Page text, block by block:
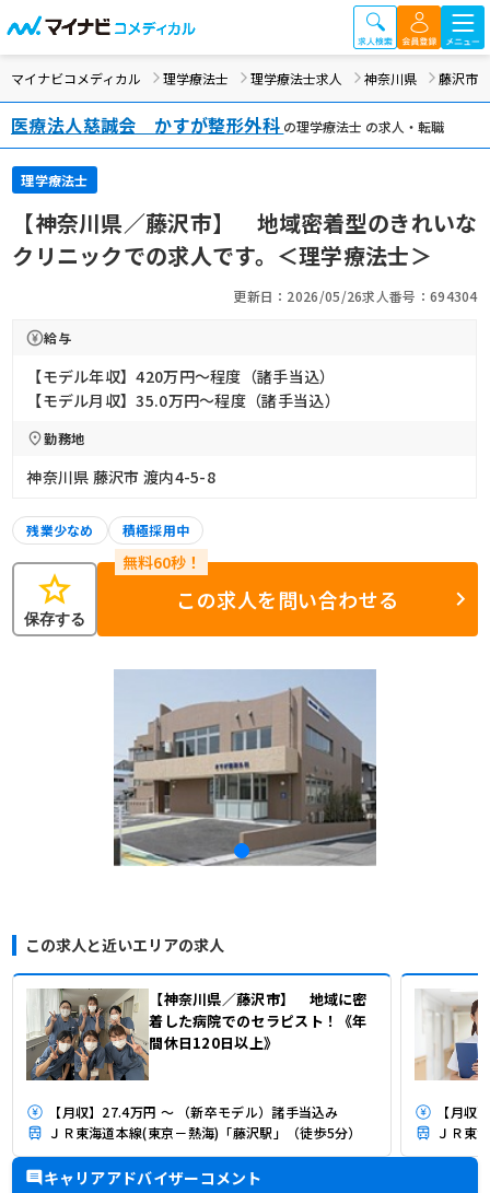
マイナビコメディカル 理学療法士 理学療法士求人 神奈川県 藤沢市
医療法人慈誠会 かすが整形外科 の理学療法士 の求人・転職
理学療法士
【神奈川県／藤沢市】 地域密着型のきれいな
クリニックでの求人です。＜理学療法士＞
更新日：2026/05/26求人番号：694304
給与
【モデル年収】420万円〜程度（諸手当込）
【モデル月収】35.0万円〜程度（諸手当込）
勤務地
神奈川県 藤沢市 渡内4-5-8
残業少なめ 積極採用中
star
保存する
この求人を問い合わせる
この求人と近いエリアの求人
【神奈川県／藤沢市】 地域に密
着した病院でのセラピスト！《年
間休日120日以上》
【月収】27.4万円 ～ （新卒モデル）諸手当込み
ＪＲ東海道本線(東京－熱海)「藤沢駅」（徒歩5分）
【月
ＪＲ東
キャリアアドバイザーコメント